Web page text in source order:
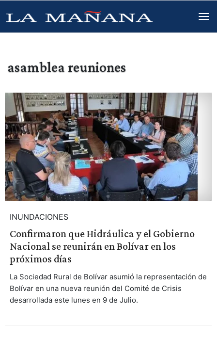
asamblea reuniones
INUNDACIONES
Confirmaron que Hidráulica y el Gobierno
Nacional se reunirán en Bolívar en los
próximos días
La Sociedad Rural de Bolívar asumió la representación de
Bolívar en una nueva reunión del Comité de Crisis
desarrollada este lunes en 9 de Julio.